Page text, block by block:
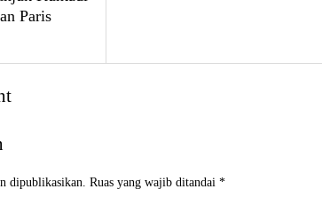
Paris
dipublikasikan. Ruas yang wajib ditandai *